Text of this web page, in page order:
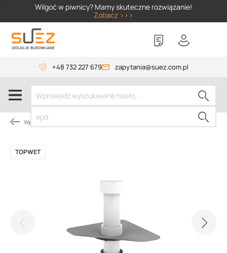
Wilgoć w piwnicy? Mamy skuteczne rozwiązanie!
Zobacz >>>
+48 732 227 679 zapytania@suez.com.pl
Wpusty i akcesoria
TOPWET